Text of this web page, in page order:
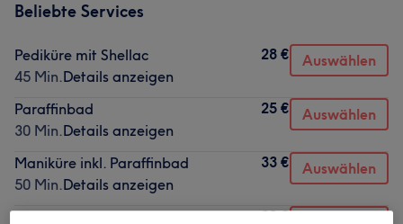
Beliebte Services
Pediküre mit Shellac
45 Min.Details anzeigen
28 € Auswählen
Paraffinbad
30 Min.Details anzeigen
25 € Auswählen
Maniküre inkl. Paraffinbad
50 Min.Details anzeigen
33 € Auswählen
Pediküre mit Shellac
38 €